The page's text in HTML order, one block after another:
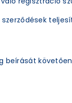
beírását